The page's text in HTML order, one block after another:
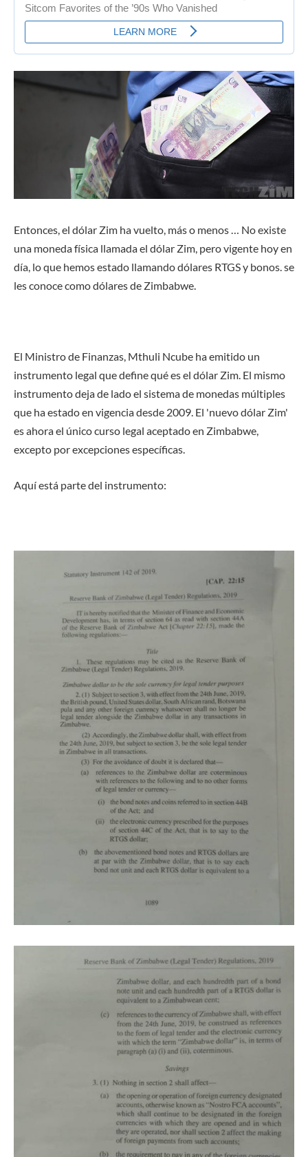
Entonces, el dólar Zim ha vuelto, más o menos … No existe
una moneda física llamada el dólar Zim, pero vigente hoy en
día, lo que hemos estado llamando dólares RTGS y bonos. se
les conoce como dólares de Zimbabwe.
El Ministro de Finanzas, Mthuli Ncube ha emitido un
instrumento legal que define qué es el dólar Zim. El mismo
instrumento deja de lado el sistema de monedas múltiples
que ha estado en vigencia desde 2009. El 'nuevo dólar Zim'
es ahora el único curso legal aceptado en Zimbabwe,
excepto por excepciones específicas.
Aquí está parte del instrumento: